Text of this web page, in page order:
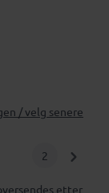
/ velg senere
2
etter